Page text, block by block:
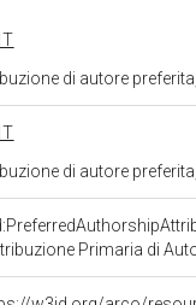
IT
di autore
IT
di autore
Primaria di